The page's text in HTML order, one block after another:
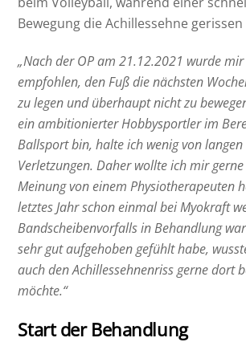
Bewegung die Achillessehne gerissen
„Nach der OP am 21.12.2021 wurde
empfohlen, den Fuß die nächsten
zu legen und überhaupt nicht zu
ein ambitionierter Hobbysportler im
Ballsport bin, halte ich wenig von langen
Verletzungen. Daher wollte ich mir
Meinung von einem Physiotherapeuten
letztes Jahr schon einmal bei Myokraft
Bandscheibenvorfalls in Behandlung
sehr gut aufgehoben gefühlt habe,
auch den Achillessehnenriss gerne dort
möchte.“
Start der Behandlung